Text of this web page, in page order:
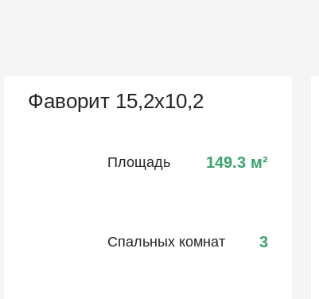
Фаворит 15,2х10,2
Площадь 149.3 м²
Спальных комнат 3